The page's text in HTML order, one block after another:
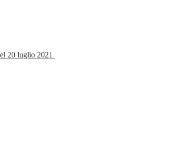
20 luglio 2021